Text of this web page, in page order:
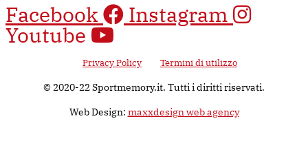
Facebook Instagram
Youtube
Privacy Policy Termini di utilizzo
© 2020-22 Sportmemory.it. Tutti i diritti riservati.
Web Design: maxxdesign web agency